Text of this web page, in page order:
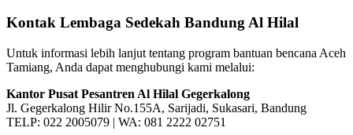
Kontak Lembaga Sedekah Bandung Al Hilal
Untuk informasi lebih lanjut tentang program bantuan bencana Aceh
Tamiang, Anda dapat menghubungi kami melalui:
Kantor Pusat Pesantren Al Hilal Gegerkalong
Jl. Gegerkalong Hilir No.155A, Sarijadi, Sukasari, Bandung
TELP: 022 2005079 | WA: 081 2222 02751